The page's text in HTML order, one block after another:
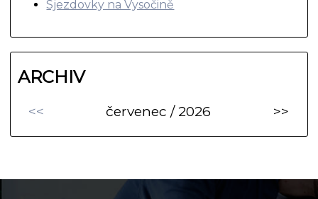
Sjezdovky na Vysočině
ARCHIV
<< červenec / 2026 >>